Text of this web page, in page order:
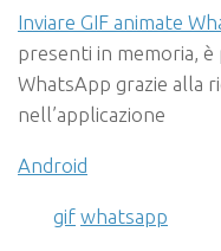
Inviare GIF animate
presenti in memoria, è
WhatsApp grazie alla
nell’applicazione
Android
gif whatsapp